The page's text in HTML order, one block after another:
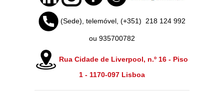
(Sede), telemóvel, (+351) 218 124 992
ou 935700782
Rua Cidade de Liverpool, n.º 16 - Piso
1 - 1170-097 Lisboa